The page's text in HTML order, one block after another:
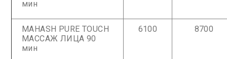
мин
MAHASH PURE TOUCH
МАССАЖ ЛИЦА 90
мин
6100 8700